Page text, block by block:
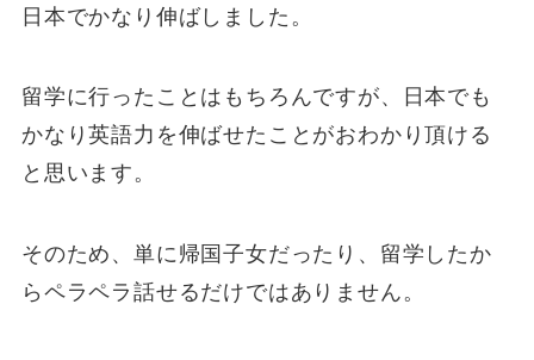
日本でかなり伸ばしました。
留学に行ったことはもちろんですが、日本でも
かなり英語力を伸ばせたことがおわかり頂ける
と思います。
そのため、単に帰国子女だったり、留学したか
らペラペラ話せるだけではありません。